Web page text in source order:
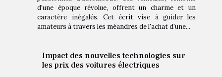
d'une époque révolue, offrent un charme et un
caractère inégalés. Cet écrit vise à guider les
amateurs à travers les méandres de l'achat d'une...
Impact des nouvelles technologies sur
les prix des voitures électriques